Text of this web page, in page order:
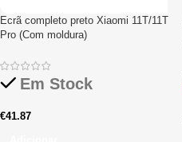
Ecrã completo preto Xiaomi 11T/11T
Pro (Com moldura)
Em Stock
€41.87